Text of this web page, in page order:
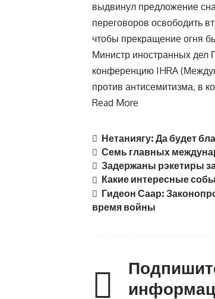
выдвинул предложение
переговоров освободить
чтобы прекращение огня
Министр иностранных дел
конференцию IHRA
против антисемитизма, в
Read More
Нетаниягу: Да будет
Семь главных
Задержаны рэкетиры
Какие интересные
Гидеон Саар:
время войны